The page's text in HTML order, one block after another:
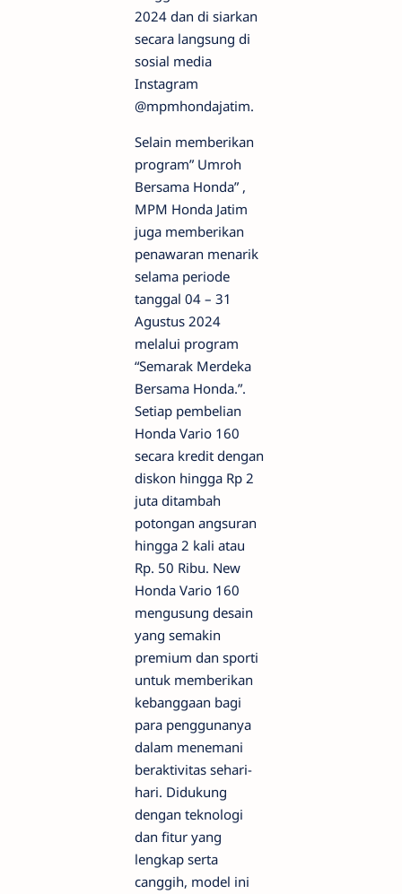
2024 dan di siarkan
secara langsung di
sosial media
Instagram
@mpmhondajatim.
Selain memberikan
program” Umroh
Bersama Honda” ,
MPM Honda Jatim
juga memberikan
penawaran menarik
selama periode
tanggal 04 – 31
Agustus 2024
melalui program
“Semarak Merdeka
Bersama Honda.”.
Setiap pembelian
Honda Vario 160
secara kredit dengan
diskon hingga Rp 2
juta ditambah
potongan angsuran
hingga 2 kali atau
Rp. 50 Ribu. New
Honda Vario 160
mengusung desain
yang semakin
premium dan sporti
untuk memberikan
kebanggaan bagi
para penggunanya
dalam menemani
beraktivitas sehari-
hari. Didukung
dengan teknologi
dan fitur yang
lengkap serta
canggih, model ini